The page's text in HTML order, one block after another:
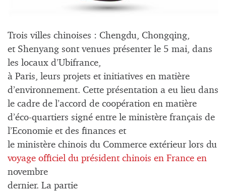
Trois villes chinoises : Chengdu, Chongqing,
et Shenyang sont venues présenter le 5 mai, dans
les locaux d’Ubifrance,
à Paris, leurs projets et initiatives en matière
d’environnement. Cette présentation a eu lieu dans
le cadre de l’accord de coopération en matière
d’éco-quartiers signé entre le ministère français de
l’Economie et des finances et
le ministère chinois du Commerce extérieur lors du
voyage officiel du président chinois en France en
novembre
dernier. La partie